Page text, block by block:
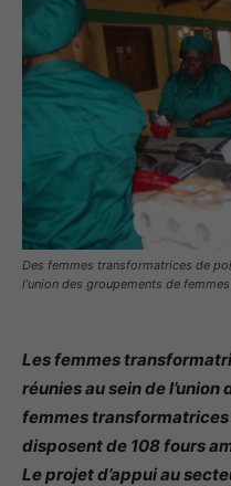
Des femmes transformatrices de
l’union des groupements de
Les femmes
réunies au sein de
femmes transformatrices
disposent de 108 fours
Le projet d’appui au